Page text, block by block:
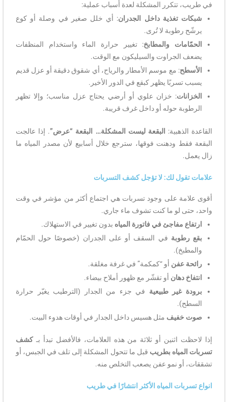
في طريب، تتكرر المشكلة لعدة أسباب عملية:
شبكات تغذية داخل الجدران: أي خلل صغير في وصلة أو كوع
يرشّح رطوبة لا تُرى.
الحمّامات والمطابخ: تغيير حرارة الماء واستخدام المنظفات
يضعف الجراوت والسيليكون مع الوقت.
الأسطح: مع موسم الأمطار والرياح، أي شقوق دقيقة أو عزل قديم
يسبب تسربًا يظهر كبقع في الدور الأخير.
الخزانات: خزان علوي أو أرضي يحتاج عزل مناسب؛ وإلا تظهر
الرطوبة حوله أو داخل غرف قريبة.
القاعدة الذهبية: البقعة ليست المشكلة… البقعة “عرض”. إذا عالجت
البقعة فقط ودهنت فوقها، سترجع خلال أسابيع لأن مصدر المياه ما
زال يعمل.
علامات تقول لك: لا تؤجل كشف التسربات
أقوى علامة على وجود تسربات هي اجتماع أكثر من مؤشر في وقت
واحد، حتى لو ما كنت تشوف ماء جاري.
ارتفاع مفاجئ في فاتورة المياه بدون تغيير في الاستهلاك.
بقع رطوبة في السقف أو على الجدران (خصوصًا حول الحمّام
والمطبخ).
رائحة عفن أو “كمكمة” في غرفة مغلقة.
انتفاخ دهان أو تقشّر مع ظهور أملاح بيضاء.
برودة غير طبيعية في جزء من الجدار (الترطيب يغيّر حرارة
السطح).
صوت خفيف مثل هسيس داخل الجدار في أوقات هدوء البيت.
إذا لاحظت اثنين أو ثلاثة من هذه العلامات، فالأفضل تبدأ بـكشف
تسربات المياه بطريب قبل ما تتحول المشكلة إلى تلف في الجبس، أو
تشققات، أو نمو عفن يصعب التخلص منه.
انواع تسربات المياه الأكثر انتشارًا في طريب